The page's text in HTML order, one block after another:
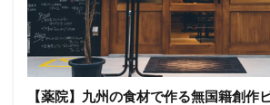
【薬院】九州の食材で作る無国籍創作